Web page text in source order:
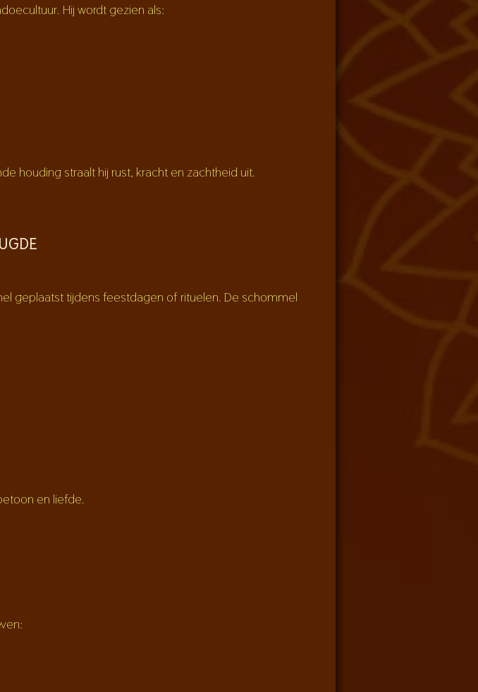
Hij wordt gezien als:
houding straalt hij rust, kracht en zachtheid uit.
geplaatst tijdens feestdagen of rituelen. De schommel
en liefde.